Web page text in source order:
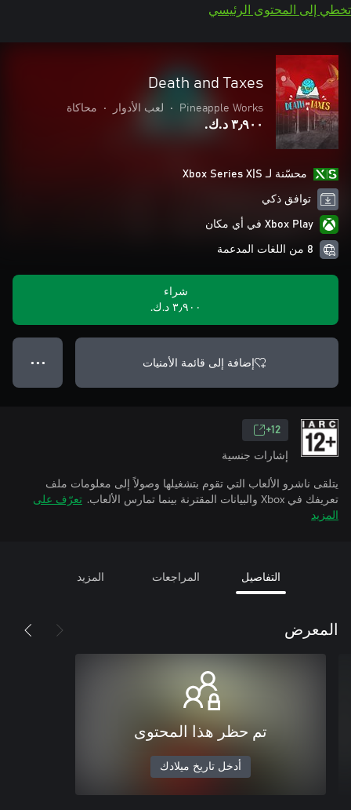
تخطي إلى المحتوى الرئيسي
Death and Taxes
Pineapple Works
• لعب الأدوار • محاكاة
٣٫٩٠٠ د.ك.‏
محسّنة لـ Xbox Series X|S
توافق ذكي
Xbox Play في أي مكان
8 من اللغات المدعمة
شراء
٣٫٩٠٠ د.ك.‏
إضافة إلى قائمة الأمنيات ● ● ●
12+
إشارات جنسية
يتلقى ناشرو الألعاب التي تقوم بتشغيلها وصولاً إلى معلومات ملف
تعريفك في Xbox والبيانات المقترنة بينما تمارس الألعاب.
تعرّف على
المزيد
التفاصيل المراجعات المزيد
المعرض
تم حظر هذا المحتوى
أدخل تاريخ ميلادك